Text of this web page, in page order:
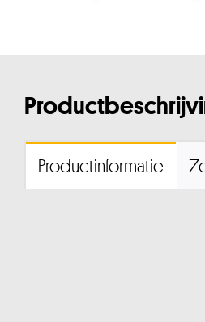
Productinformatie